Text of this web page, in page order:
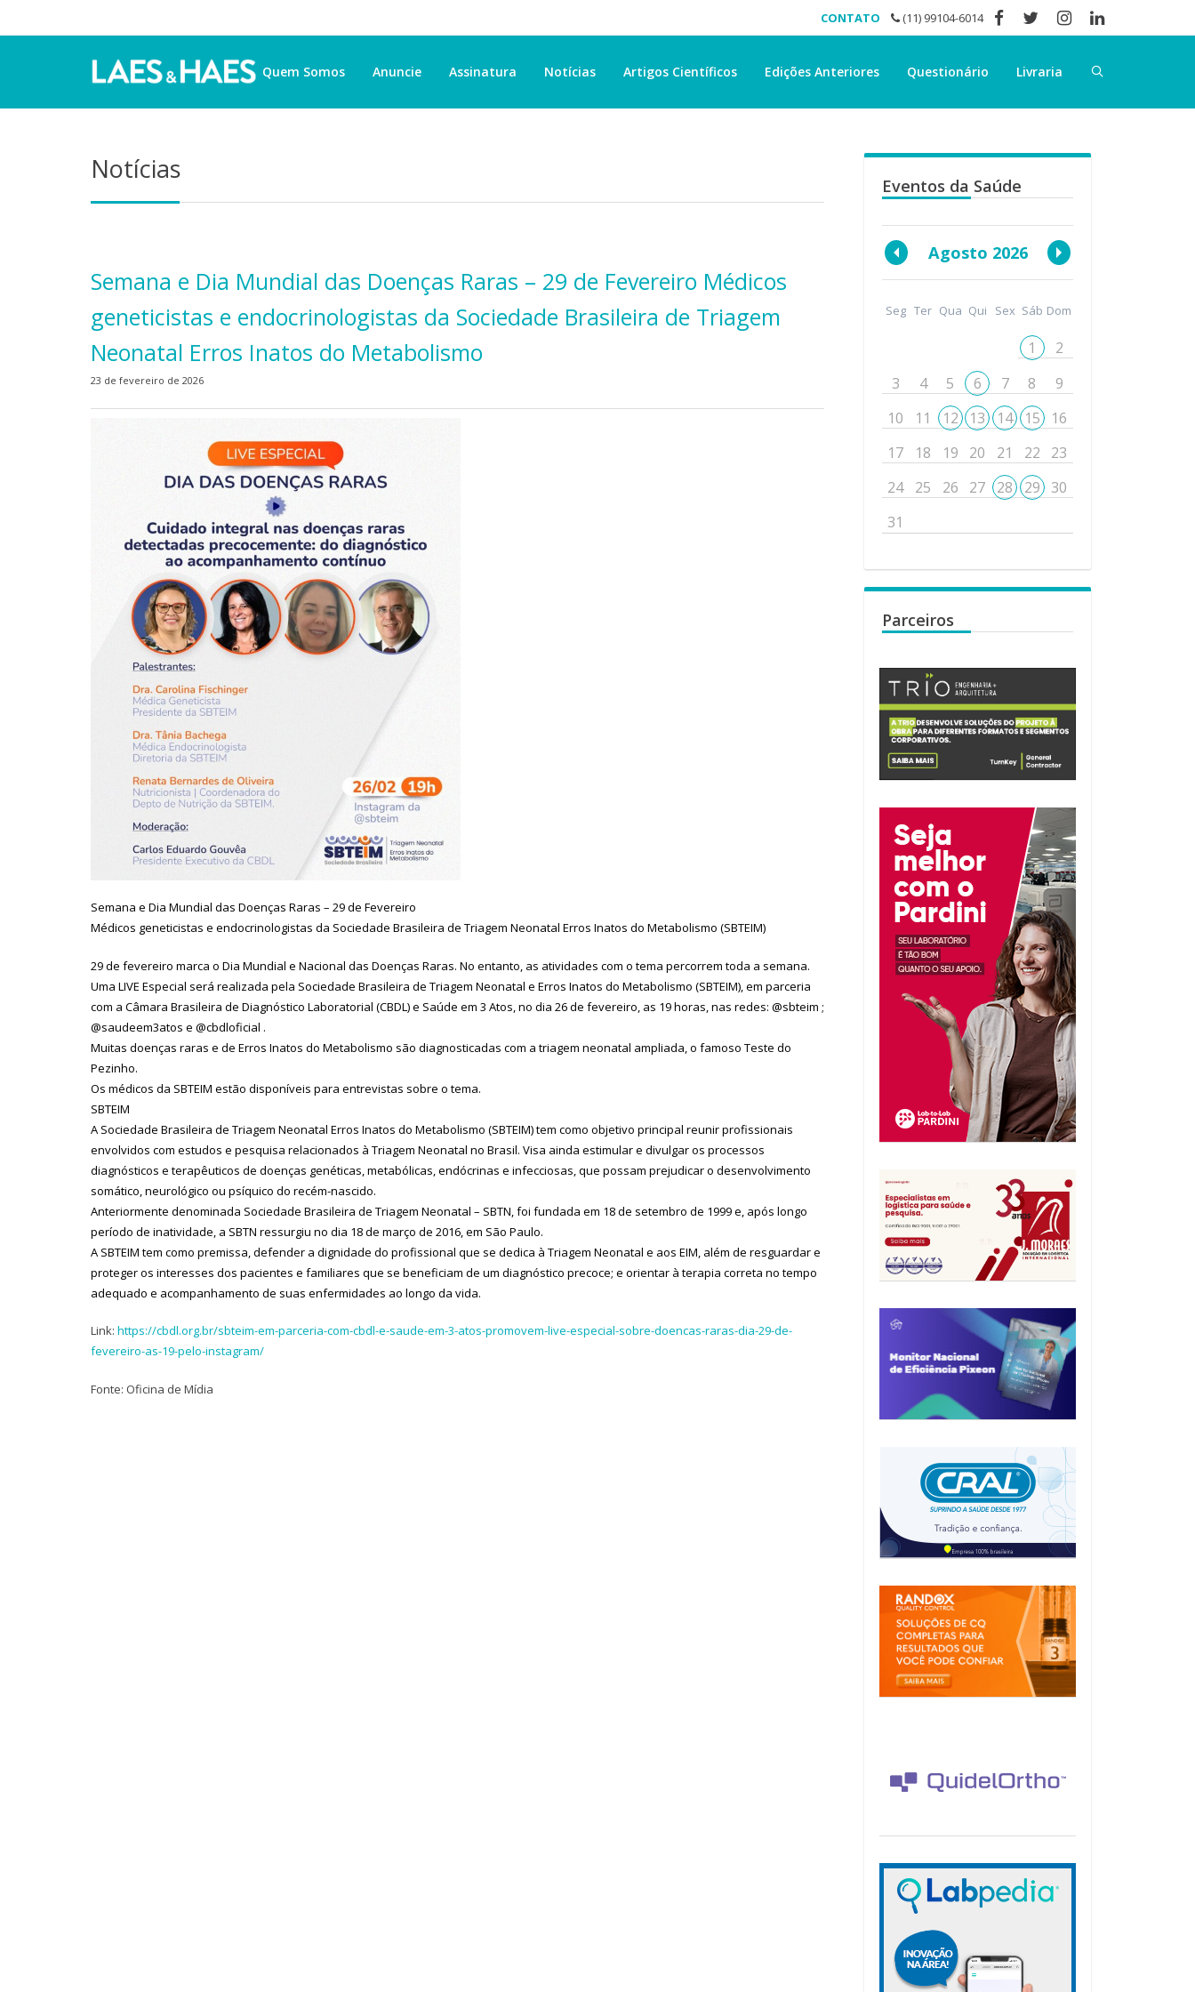
CONTATO (11) 99104-6014
Quem Somos Anuncie Assinatura Notícias Artigos Científicos Edições Anteriores Questionário Livraria
Notícias
Semana e Dia Mundial das Doenças Raras – 29 de Fevereiro Médicos
geneticistas e endocrinologistas da Sociedade Brasileira de Triagem
Neonatal Erros Inatos do Metabolismo
23 de fevereiro de 2026
Semana e Dia Mundial das Doenças Raras – 29 de Fevereiro
Médicos geneticistas e endocrinologistas da Sociedade Brasileira de Triagem Neonatal Erros Inatos do Metabolismo (SBTEIM)
29 de fevereiro marca o Dia Mundial e Nacional das Doenças Raras. No entanto, as atividades com o tema percorrem toda a semana.
Uma LIVE Especial será realizada pela Sociedade Brasileira de Triagem Neonatal e Erros Inatos do Metabolismo (SBTEIM), em parceria
com a Câmara Brasileira de Diagnóstico Laboratorial (CBDL) e Saúde em 3 Atos, no dia 26 de fevereiro, as 19 horas, nas redes: @sbteim ;
@saudeem3atos e @cbdloficial .
Muitas doenças raras e de Erros Inatos do Metabolismo são diagnosticadas com a triagem neonatal ampliada, o famoso Teste do
Pezinho.
Os médicos da SBTEIM estão disponíveis para entrevistas sobre o tema.
SBTEIM
A Sociedade Brasileira de Triagem Neonatal Erros Inatos do Metabolismo (SBTEIM) tem como objetivo principal reunir profissionais
envolvidos com estudos e pesquisa relacionados à Triagem Neonatal no Brasil. Visa ainda estimular e divulgar os processos
diagnósticos e terapêuticos de doenças genéticas, metabólicas, endócrinas e infecciosas, que possam prejudicar o desenvolvimento
somático, neurológico ou psíquico do recém-nascido.
Anteriormente denominada Sociedade Brasileira de Triagem Neonatal – SBTN, foi fundada em 18 de setembro de 1999 e, após longo
período de inatividade, a SBTN ressurgiu no dia 18 de março de 2016, em São Paulo.
A SBTEIM tem como premissa, defender a dignidade do profissional que se dedica à Triagem Neonatal e aos EIM, além de resguardar e
proteger os interesses dos pacientes e familiares que se beneficiam de um diagnóstico precoce; e orientar à terapia correta no tempo
adequado e acompanhamento de suas enfermidades ao longo da vida.
Link: https://cbdl.org.br/sbteim-em-parceria-com-cbdl-e-saude-em-3-atos-promovem-live-especial-sobre-doencas-raras-dia-29-de-
fevereiro-as-19-pelo-instagram/
Fonte: Oficina de Mídia
Eventos da Saúde
Agosto 2026
Seg Ter Qua Qui Sex Sáb Dom
1
2
3
4 5 6 7 8
9
10
11 12 13 14 15
16
17
18 19 20 21 22
23
24
25 26 27 28 29
30
31
Parceiros